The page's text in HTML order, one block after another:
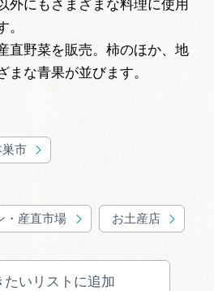
外にもさまざまな料理に使用
直野菜を販売。柿のほか、地
まな青果が並びます。
巣市
・産直市場 お土産店
たいリストに追加